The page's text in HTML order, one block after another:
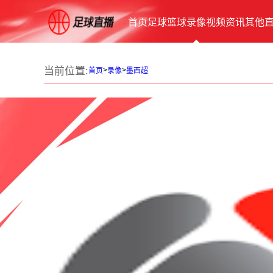
首页足球篮球录像视频资讯其他
当前位置:首页>录像>墨西超